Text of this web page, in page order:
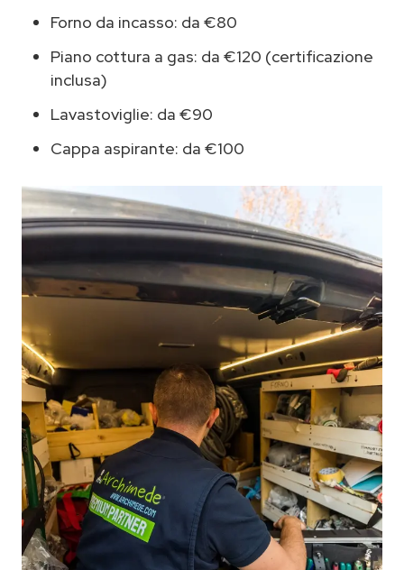
Forno da incasso: da €80
Piano cottura a gas: da €120 (certificazione
inclusa)
Lavastoviglie: da €90
Cappa aspirante: da €100